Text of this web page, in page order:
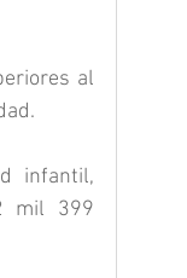
al
infantil,
mil 399